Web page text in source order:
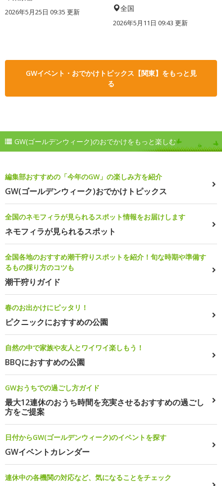
2026年5月25日 09:35 更新 全国
2026年5月11日 09:43 更新
GWイベント・おでかけトピックス【関東】をもっと見
る
GW(ゴールデンウィーク)のおでかけをもっと楽しむ
編集部おすすめの「今年のGW」の楽しみ方を紹介
GW(ゴールデンウィーク)おでかけトピックス
全国のネモフィラが見られるスポット情報をお届けします
ネモフィラが見られるスポット
全国各地のおすすめ潮干狩りスポットを紹介！旬な時期や準備す
るもの採り方のコツも
潮干狩りガイド
春のお出かけにピッタリ！
ピクニックにおすすめの公園
自然の中で家族や友人とワイワイ楽しもう！
BBQにおすすめの公園
GWおうちでの過ごし方ガイド
最大12連休のおうち時間を充実させるおすすめの過ごし
方をご提案
日付からGW(ゴールデンウィーク)のイベントを探す
GWイベントカレンダー
連休中の各機関の対応など、気になることをチェック